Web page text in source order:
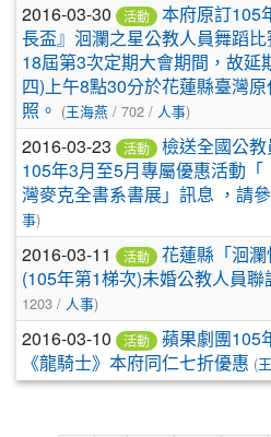
2016-03-30 活動
本府原訂105
長盃』洄瀾之星公教人員舞蹈
18屆第3次定期大會期間，故延
四)上午8點30分於花蓮縣臺灣
照。 (王海燕 / 702 / 人事)
2016-03-23 活動
檢送全國公
105年3月至5月專屬優惠活動
灣麥克全書系書展」訊息 ，請
事)
2016-03-11 活動
花蓮縣「洄瀾
(105年第1梯次)未婚公教人員
1203 / 人事)
2016-03-10 活動
蘋果劇團105
《龍騎士》本府同仁七折優惠 (